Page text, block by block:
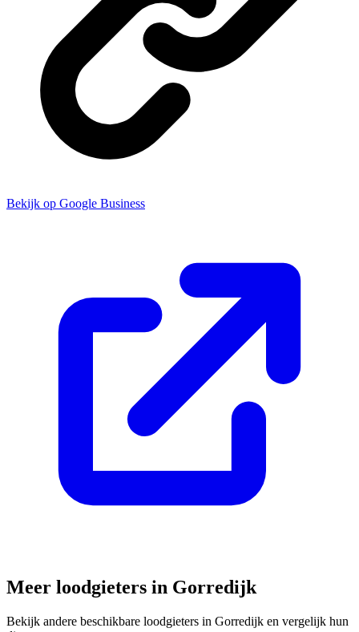
Bekijk op Google Business
Meer loodgieters in Gorredijk
Bekijk andere beschikbare loodgieters in Gorredijk en vergelijk hun